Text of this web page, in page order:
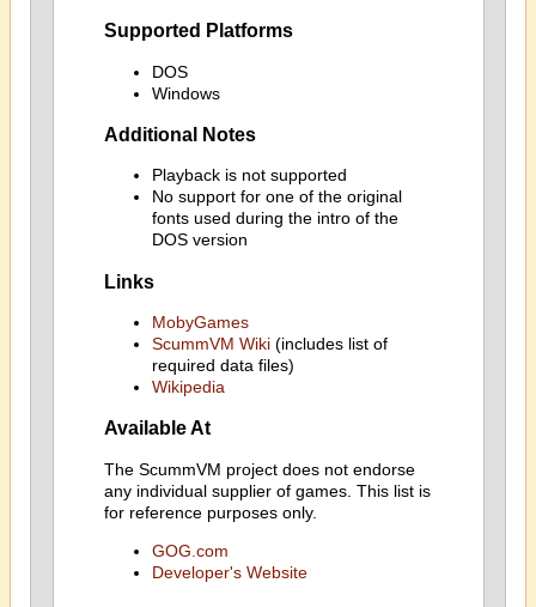
Supported Platforms
DOS
Windows
Additional Notes
Playback is not supported
No support for one of the original
fonts used during the intro of the
DOS version
Links
MobyGames
ScummVM Wiki(includes list of
required data files)
Wikipedia
Available At
The ScummVM project does not endorse
any individual supplier of games. This list is
for reference purposes only.
GOG.com
Developer's Website